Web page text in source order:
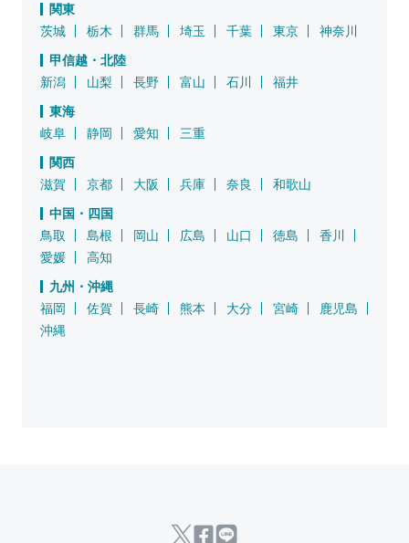
関東
茨城
栃木 群馬 埼玉 千葉 東京
神奈川
甲信越・北陸
新潟
山梨 長野 富山 石川
福井
東海
岐阜
静岡 愛知
三重
関西
滋賀
京都 大阪 兵庫 奈良
和歌山
中国・四国
鳥取
島根 岡山 広島 山口 徳島
香川
愛媛
高知
九州・沖縄
福岡
佐賀 長崎 熊本 大分 宮崎
鹿児島
沖縄